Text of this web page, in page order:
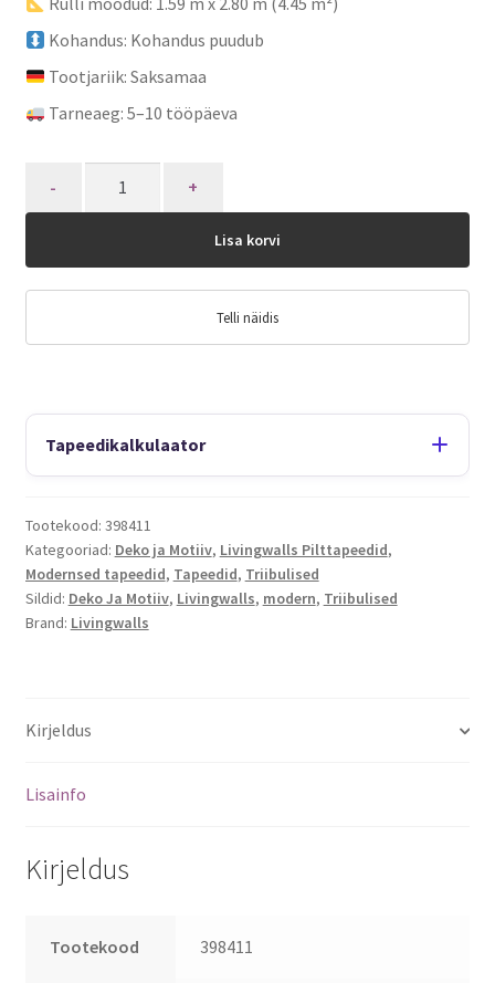
Kohandus: Kohandus puudub
Tootjariik: Saksamaa
Tarneaeg: 5–10 tööpäeva
Lisa korvi
Telli näidis
Tapeedikalkulaator
Tootekood: 398411
Kategooriad: Deko ja Motiiv, Livingwalls Pilttapeedid,
Modernsed tapeedid, Tapeedid, Triibulised
Sildid: Deko Ja Motiiv, Livingwalls, modern, Triibulised
Brand: Livingwalls
Kirjeldus
Lisainfo
Kirjeldus
Tootekood 398411